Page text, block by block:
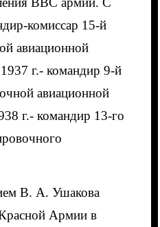
комиссар 15-й
авиационной
г.- командир 9-й
авиационной
г.- командир 13-го
В. А. Ушакова
Армии в